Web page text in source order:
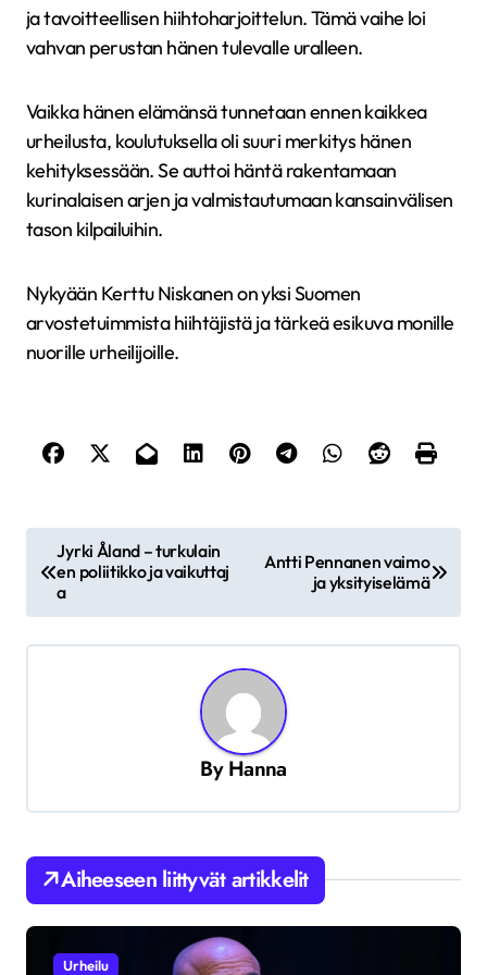
ja tavoitteellisen hiihtoharjoittelun. Tämä vaihe loi
vahvan perustan hänen tulevalle uralleen.
Vaikka hänen elämänsä tunnetaan ennen kaikkea
urheilusta, koulutuksella oli suuri merkitys hänen
kehityksessään. Se auttoi häntä rakentamaan
kurinalaisen arjen ja valmistautumaan kansainvälisen
tason kilpailuihin.
Nykyään Kerttu Niskanen on yksi Suomen
arvostetuimmista hiihtäjistä ja tärkeä esikuva monille
nuorille urheilijoille.
t
i
e
n
s
Jyrki Åland – turkulain
en poliitikko ja vaikuttaj
a
Antti Pennanen vaimo
ja yksityiselämä
ByHanna
Aiheeseen liittyvät artikkelit
Urheilu